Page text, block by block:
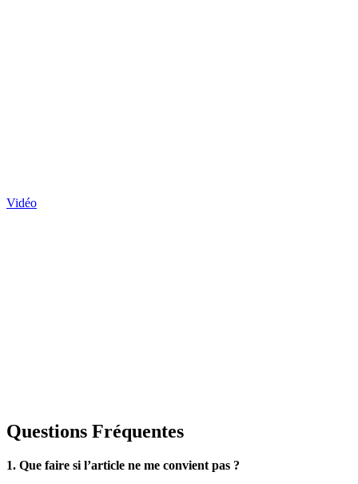
Vidéo
Questions Fréquentes
1. Que faire si l’article ne me convient pas ?